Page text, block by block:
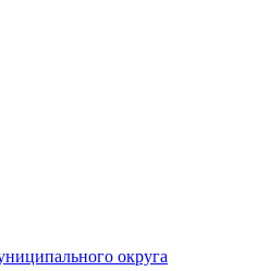
округа